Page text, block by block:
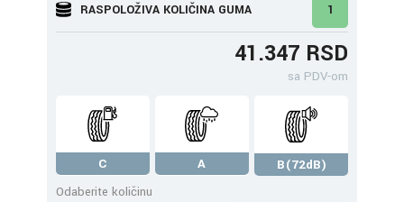
RASPOLOŽIVA KOLIČINA GUMA 1
41.347 RSD
sa PDV-om
C A
B(72dB)
Odaberite količinu